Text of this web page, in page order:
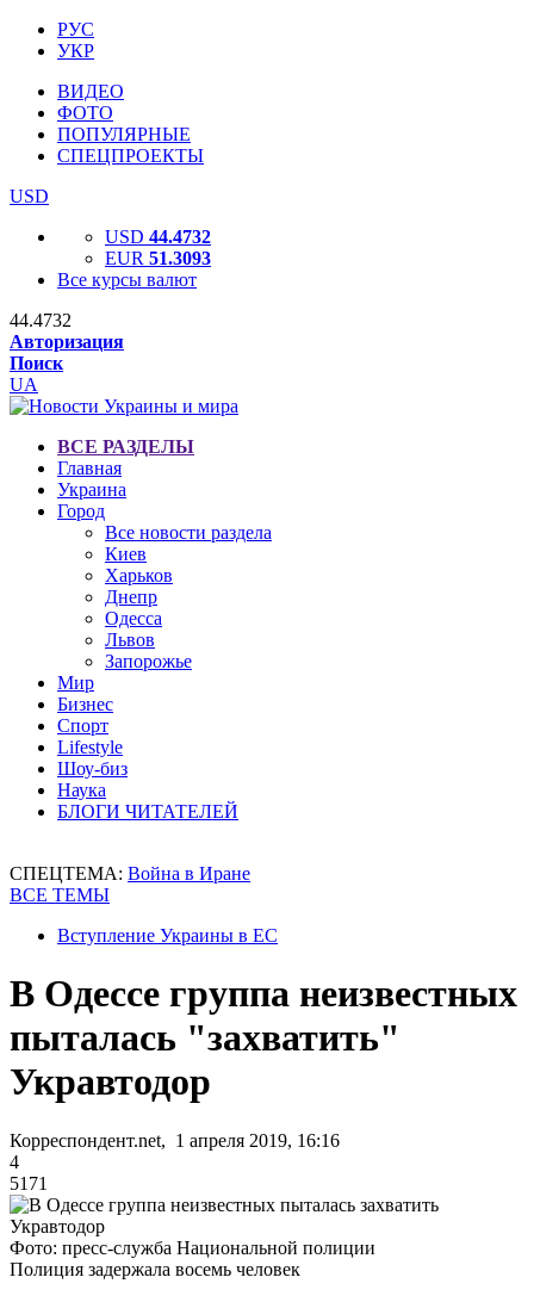
РУС
УКР
ВИДЕО
ФОТО
ПОПУЛЯРНЫЕ
СПЕЦПРОЕКТЫ
USD
USD 44.4732
EUR 51.3093
Все курсы валют
44.4732
Авторизация
Поиск
UA
ВСЕ РАЗДЕЛЫ
Главная
Украина
Город
Все новости раздела
Киев
Харьков
Днепр
Одесса
Львов
Запорожье
Мир
Бизнес
Спорт
Lifestyle
Шоу-биз
Наука
БЛОГИ ЧИТАТЕЛЕЙ
СПЕЦТЕМА: Война в Иране
ВСЕ ТЕМЫ
Вступление Украины в ЕС
В Одессе группа неизвестных
пыталась "захватить"
Укравтодор
Корреспондент.net, 1 апреля 2019, 16:16
4
5171
Фото: пресс-служба Национальной полиции
Полиция задержала восемь человек